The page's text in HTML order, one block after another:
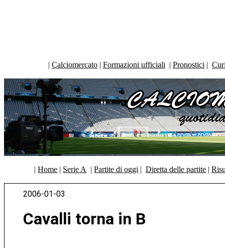
| Calciomercato | Formazioni ufficiali | Pronostici |
|Home | Serie A |Partite di oggi |Diretta delle partite |
2006-01-03
Cavalli torna in B